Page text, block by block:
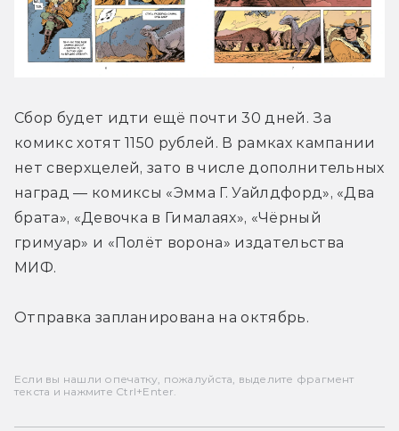
Сбор будет идти ещё почти 30 дней. За
комикс хотят 1150 рублей. В рамках кампании
нет сверхцелей, зато в числе дополнительных
наград — комиксы «Эмма Г. Уайлдфорд», «Два
брата», «Девочка в Гималаях», «Чёрный
гримуар» и «Полёт ворона» издательства
МИФ.
Отправка запланирована на октябрь.
Если вы нашли опечатку, пожалуйста, выделите фрагмент
текста и нажмите Ctrl+Enter.